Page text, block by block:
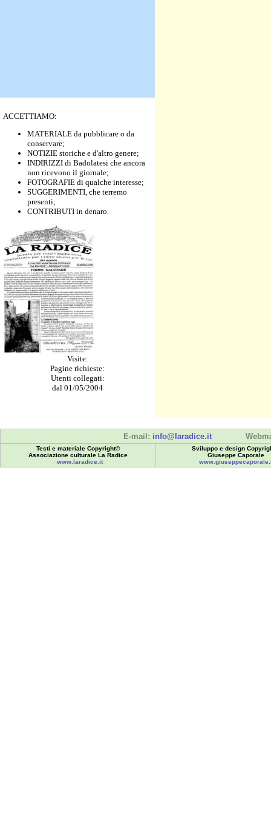
ACCETTIAMO:
MATERIALE da pubblicare o da
conservare;
NOTIZIE storiche e d'altro genere;
INDIRIZZI di Badolatesi che ancora
non ricevono il giornale;
FOTOGRAFIE di qualche interesse;
SUGGERIMENTI, che terremo
presenti;
CONTRIBUTI in denaro.
Visite:
Pagine richieste:
Utenti collegati:
dal 01/05/2004
E-mail: info@laradice.it
Testi e materiale Copyright©
Associazione culturale La Radice
www.laradice.it
Sviluppo e design
Giuseppe Caporale